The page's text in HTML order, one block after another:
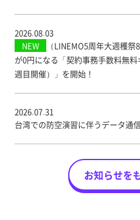
2026.08.03
NEW
（LINEMO5周年大週穫
が0円になる「契約事務手数料無
週目開催）」を開始！
2026.07.31
台湾での防空演習に伴うデータ通
お知らせを